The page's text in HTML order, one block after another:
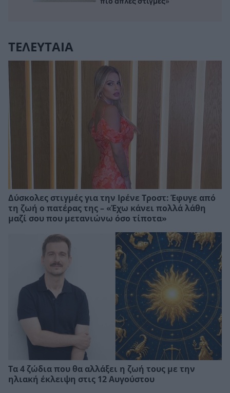
ΤΕΛΕΥΤΑΙΑ
Δύσκολες στιγμές για την Ιρένε Τροστ: Έφυγε από
τη ζωή ο πατέρας της – «Έχω κάνει πολλά λάθη
μαζί σου που μετανιώνω όσο τίποτα»
Τα 4 ζώδια που θα αλλάξει η ζωή τους με την
ηλιακή έκλειψη στις 12 Αυγούστου